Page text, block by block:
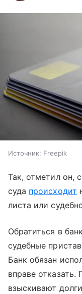
Источник: Freepik
Так, отметил он,
суда происходит
листа или
Обратиться в
судебные
Банк обязан
вправе
взыскивают